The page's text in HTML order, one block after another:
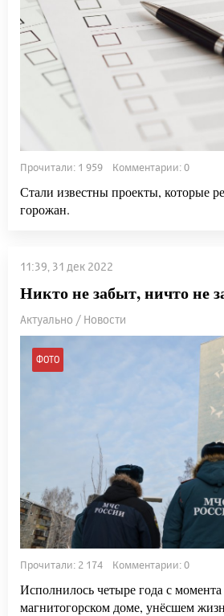
Прочитали: 1 959 Комментарии: 0
Стали известны проекты, которые
горожан.
11:39, 31 дек 2022
Никто не забыт, ничто не
Актуально / Новости
ФОТО
Прочитали: 2 174 Комментарии: 0
Исполнилось четыре года с
магнитогорском доме, унёсшем